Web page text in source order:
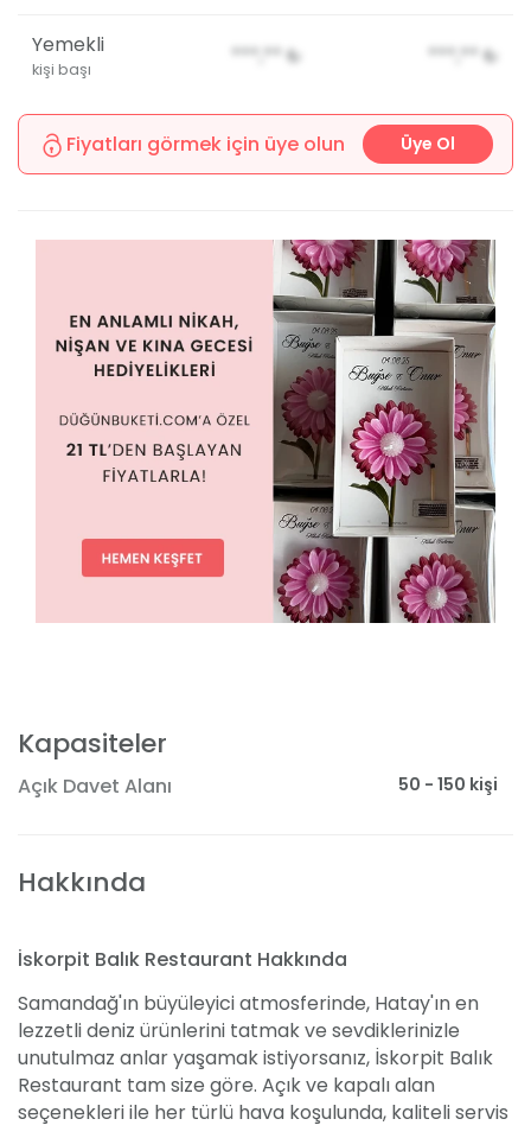
Yemekli
kişi başı
***,** ₺ ***,** ₺
Fiyatları görmek için üye olun Üye Ol
Kapasiteler
Açık Davet Alanı 50 - 150 kişi
Hakkında
İskorpit Balık Restaurant Hakkında
Samandağ'ın büyüleyici atmosferinde, Hatay'ın en
lezzetli deniz ürünlerini tatmak ve sevdiklerinizle
unutulmaz anlar yaşamak istiyorsanız, İskorpit Balık
Restaurant tam size göre. Açık ve kapalı alan
seçenekleri ile her türlü hava koşulunda, kaliteli servis